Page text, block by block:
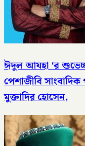
ঈদুল আযহা ‘র
পেশাজীবি
মুক্তাদির হোসেন,